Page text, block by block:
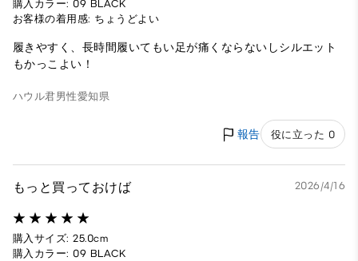
購入カラー: 09 BLACK
お客様の着用感: ちょうどよい
履きやすく、長時間履いてもい足が痛くならないしシルエット
もかっこよい！
ハウル君男性愛知県
報告 役に立った 0
もっと買っておけば 2026/4/16
購入サイズ: 25.0cm
購入カラー: 09 BLACK